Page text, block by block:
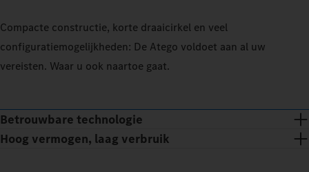
Compacte constructie, korte draaicirkel en veel
configuratiemogelijkheden: De Atego voldoet aan al uw
vereisten. Waar u ook naartoe gaat.
Betrouwbare technologie
Hoog vermogen, laag verbruik